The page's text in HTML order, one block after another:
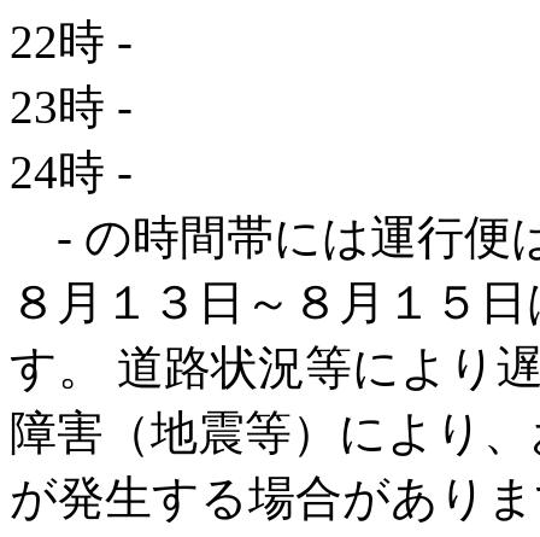
22時 -
23時 -
24時 -
- の時間帯には運行便
８月１３日～８月１５
す。 道路状況等により
障害（地震等）により
が発生する場合があり